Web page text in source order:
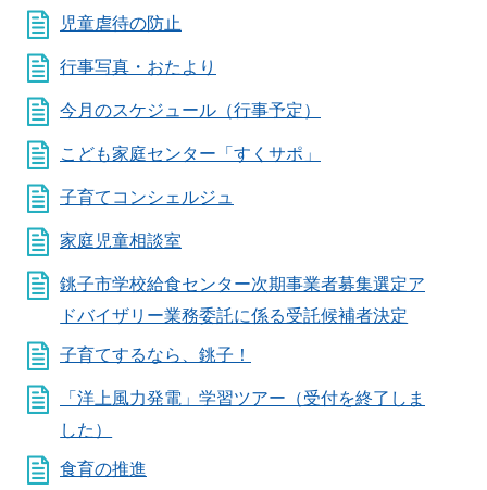
児童虐待の防止
行事写真・おたより
今月のスケジュール（行事予定）
こども家庭センター「すくサポ」
子育てコンシェルジュ
家庭児童相談室
銚子市学校給食センター次期事業者募集選定ア
ドバイザリー業務委託に係る受託候補者決定
子育てするなら、銚子！
「洋上風力発電」学習ツアー（受付を終了しま
した）
食育の推進